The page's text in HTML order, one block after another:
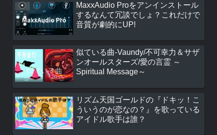
MaxxAudio Proをアンインストール
するなんて冗談でしょ？これだけで
音質が劇的にUP!
似ている曲-Vaundy/不可幸力＆サザ
ンオールスターズ/愛の言霊 ～
Spiritual Message～
リズム天国ゴールドの『ドキッ！こ
ういうのが恋なの？』を歌っている
アイドル歌手は誰？